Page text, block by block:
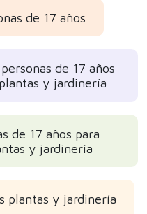
de 17 años
de 17 años
y jardinería
de 17 años para
y jardinería
plantas y jardinería